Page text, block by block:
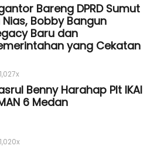
Bareng DPRD Sumut
Nias, Bobby Bangun
Baru dan
yang Cekatan
1,027x
Benny Harahap Plt IKAl
6 Medan
1,020x